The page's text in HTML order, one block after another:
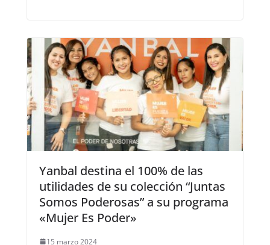
Yanbal destina el 100% de las
utilidades de su colección “Juntas
Somos Poderosas” a su programa
«Mujer Es Poder»
15 marzo 2024